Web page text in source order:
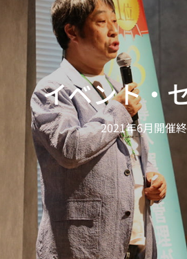
導入事例
導入実績
料金
イベント・セミナー
お知らせ
イベント・
2021年6月開催